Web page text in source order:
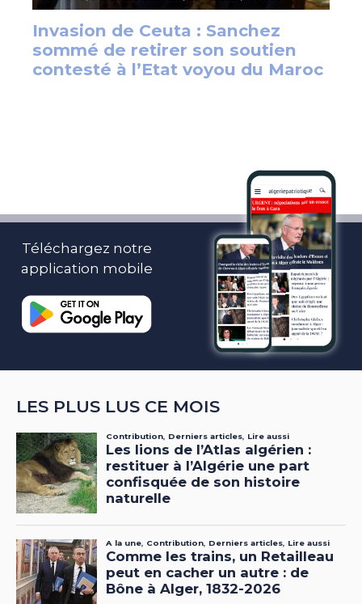
Téléchargez notre
application mobile
LES PLUS LUS CE MOIS